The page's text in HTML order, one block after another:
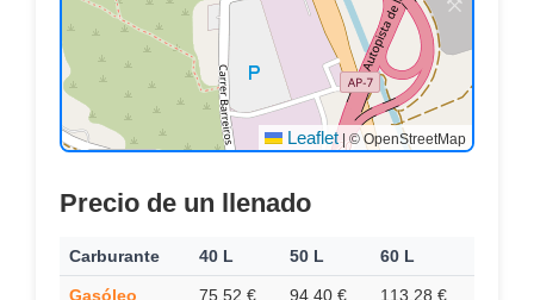
Leaflet | © OpenStreetMap
Precio de un llenado
Carburante 40 L 50 L 60 L
Gasóleo 75,52 € 94,40 € 113,28 €